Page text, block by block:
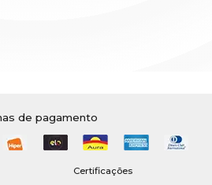
de pagamento
Certificações